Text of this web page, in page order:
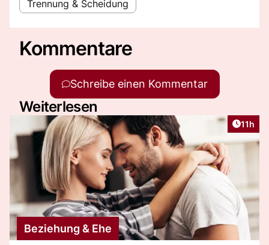
Trennung & Scheidung
Kommentare
Schreibe einen Kommentar
Weiterlesen
11h
Beziehung & Ehe